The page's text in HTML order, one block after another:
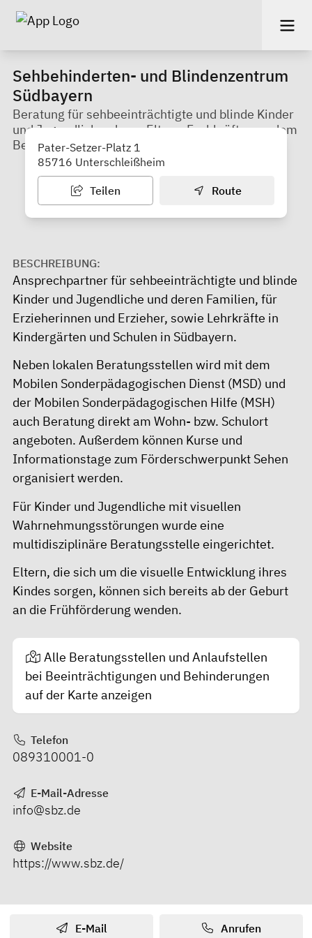
Sehbehinderten- und Blindenzentrum
Südbayern
Beratung für sehbeeinträchtigte und blinde Kinder
und Jugendliche, deren Eltern, Fachkräfte aus dem
Bereich Kindergarten
Pater-Setzer-Platz 1
85716 Unterschleißheim
Teilen Route
BESCHREIBUNG:
Ansprechpartner für sehbeeinträchtigte und blinde
Kinder und Jugendliche und deren Familien, für
Erzieherinnen und Erzieher, sowie Lehrkräfte in
Kindergärten und Schulen in Südbayern.
Neben lokalen Beratungsstellen wird mit dem
Mobilen Sonderpädagogischen Dienst (MSD) und
der Mobilen Sonderpädagogischen Hilfe (MSH)
auch Beratung direkt am Wohn- bzw. Schulort
angeboten. Außerdem können Kurse und
Informationstage zum Förderschwerpunkt Sehen
organisiert werden.
Für Kinder und Jugendliche mit visuellen
Wahrnehmungsstörungen wurde eine
multidisziplinäre Beratungsstelle eingerichtet.
Eltern, die sich um die visuelle Entwicklung ihres
Kindes sorgen, können sich bereits ab der Geburt
an die Frühförderung wenden.
Alle Beratungsstellen und Anlaufstellen
bei Beeinträchtigungen und Behinderungen
auf der Karte anzeigen
Telefon
089310001-0
E-Mail-Adresse
info@sbz.de
Website
https://www.sbz.de/
E-Mail Anrufen